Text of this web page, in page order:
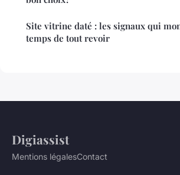
Site vitrine daté : les signaux qui
temps de tout revoir
Digiassist
Mentions légalesContact